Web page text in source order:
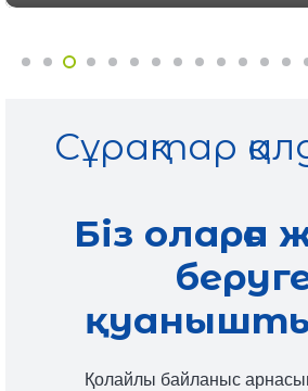
Сұрақтар
Біз оларға
Қолайлы байланыс